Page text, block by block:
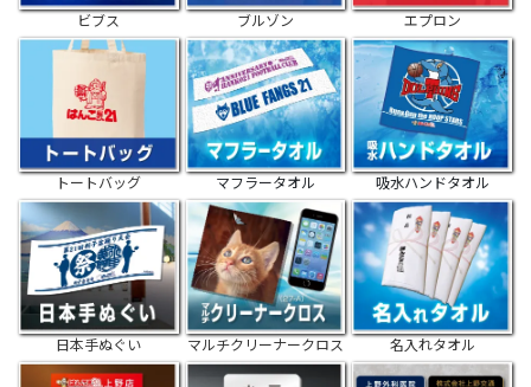
ビブス ブルゾン エプロン
トートバッグ マフラータオル 吸水ハンドタオル
日本手ぬぐい マルチクリーナークロス 名入れタオル